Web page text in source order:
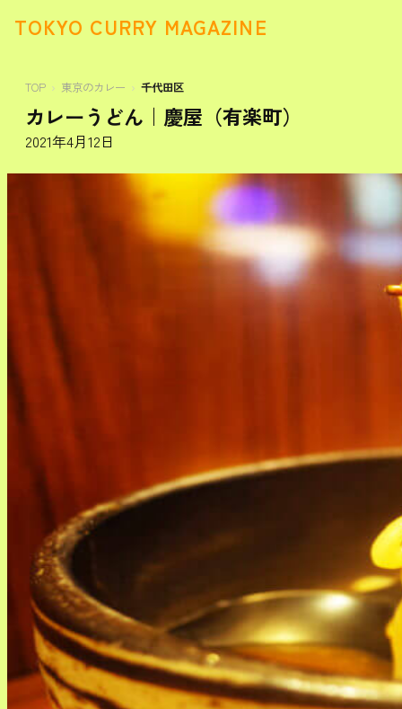
TOKYO CURRY MAGAZINE
TOP 東京のカレー 千代田区
カレーうどん｜慶屋（有楽町）
2021年4月12日